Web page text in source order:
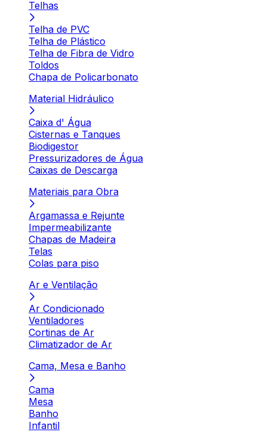
Telhas
Telha de PVC
Telha de Plástico
Telha de Fibra de Vidro
Toldos
Chapa de Policarbonato
Material Hidráulico
Caixa d' Água
Cisternas e Tanques
Biodigestor
Pressurizadores de Água
Caixas de Descarga
Materiais para Obra
Argamassa e Rejunte
Impermeabilizante
Chapas de Madeira
Telas
Colas para piso
Ar e Ventilação
Ar Condicionado
Ventiladores
Cortinas de Ar
Climatizador de Ar
Cama, Mesa e Banho
Cama
Mesa
Banho
Infantil